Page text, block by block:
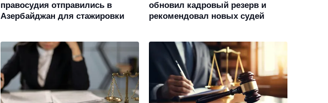
правосудия отправились в
Азербайджан для стажировки
обновил кадровый резерв и
рекомендовал новых судей